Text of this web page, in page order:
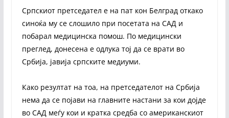
Српскиот претседател е на пат кон Белград откако
синоќа му се слошило при посетата на САД и
побарал медицинска помош. По медицински
преглед, донесена е одлука тој да се врати во
Србија, јавија српските медиуми.
Како резултат на тоа, на претседателот на Србија
нема да се појави на главните настани за кои дојде
во САД меѓу кои и кратка средба со американскиот